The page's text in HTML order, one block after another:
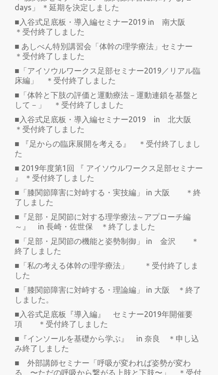
days」 ＊延期を決定しました
■入谷式足底板・導入編セミナー2019 in 南大阪
＊受付終了しました
■ あしべん特別講習会「体幹の理学療法」セミナー
＊受付終了しました
■「アイソウルワークス足部セミナー2019／リアル臨
床編」 ＊受付終了しました
■「体幹と下肢の評価と運動療法－運動連鎖を基盤と
して－」 ＊受付終了しました
■入谷式足底板・導入編セミナー2019 in 北大阪
＊受付終了しました
■ 『足からの臨床展開を考える』 ＊受付終了しまし
た
■ 2019年度第1回 『 アイソウルワークス足部セミナー
』 ＊受付終了しました
■「膝関節障害に対峙する・実技編」 in 大阪 ＊終
了しました
■『足部・足関節に対する理学療法～アプローチ編
～』 in 長崎・佐世保 ＊終了しました
■「足部・足関節の機能と姿勢制御」 in 金沢 ＊
終了しました
■「私の考える体幹の理学療法」 ＊受付終了しま
した
■「膝関節障害に対峙する・理論編」 in 大阪 ＊終了
しました。
■入谷式足底板『導入編』 セミナー2019年開催要
項 ＊受付終了しました
■『インソールを基礎から学ぶ』 in 奈良 ＊申し込
み終了しました
■ 外部講師セミナー「呼吸が変われば姿勢が変わ
る 〜ただの呼吸から繋がる上肢と下肢〜」 ＊受付